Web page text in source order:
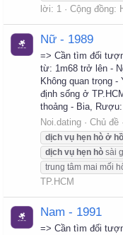
lời: 1
Cộng đồng:
Nữ - 1989
=> Cần tìm đối
từ: 1m68 trở lên -
Không quan trọng
định sống ở
thoảng - Bia,
Noi.dating
Chủ đề
dịch vụ hẹn hò ở hồ
dịch vụ hẹn hò sài
trung tâm mai mối
TP.HCM
Nam - 1991
=> Cần tìm đối